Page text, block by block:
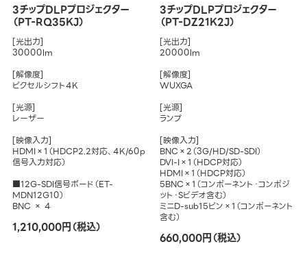
3チップDLPプロジェクター
（PT-RQ35KJ）
[光出力]
30000lm
[解像度]
ピクセルシフト4K
[光源]
レーザー
[映像入力]
HDMI×1（HDCP2.2対応、4K/60p
信号入力対応）
■12G-SDI信号ボード（ET-
MDN12G10）
BNC × 4
1,210,000円（税込）
3チップDLPプロジェクター
（PT-DZ21K2J）
[光出力]
20000lm
[解像度]
WUXGA
[光源]
ランプ
[映像入力]
BNC×2（3G/HD/SD-SDI）
DVI-I×1（HDCP対応）
HDMI×1（HDCP対応）
5BNC×1（コンポーネント・コンポジ
ット・Sビデオ含む）
ミニD-sub15ピン×1（コンポーネント
含む）
660,000円（税込）